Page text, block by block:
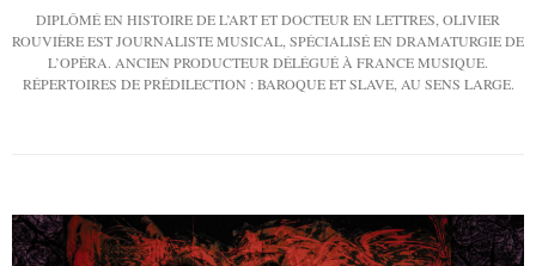
DIPLÔMÉ EN HISTOIRE DE L’ART ET DOCTEUR EN LETTRES, OLIVIER
ROUVIÈRE EST JOURNALISTE MUSICAL, SPÉCIALISÉ EN DRAMATURGIE DE
L’OPÉRA. ANCIEN PRODUCTEUR DÉLÉGUÉ À FRANCE MUSIQUE.
RÉPERTOIRES DE PRÉDILECTION : BAROQUE ET SLAVE, AU SENS LARGE.